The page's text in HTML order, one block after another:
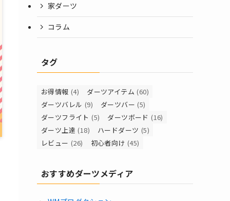
家ダーツ
コラム
タグ
お得情報 (4) ダーツアイテム (60)
ダーツバレル (9) ダーツバー (5)
ダーツフライト (5) ダーツボード (16)
ダーツ上達 (18) ハードダーツ (5)
レビュー (26) 初心者向け (45)
おすすめダーツメディア